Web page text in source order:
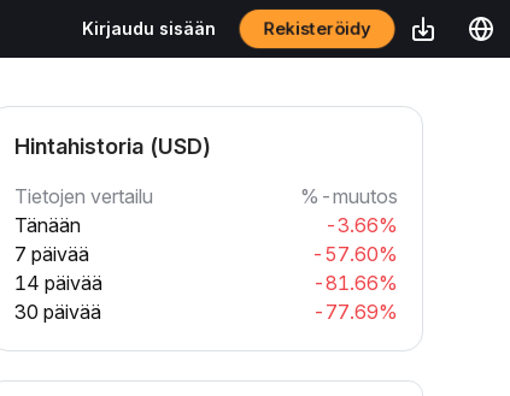
Kirjaudu sisään Rekisteröidy
Hintahistoria (USD)
Tietojen vertailu
%-muutos
Tänään
-3.66%
7 päivää
-57.60%
14 päivää
-81.66%
30 päivää
-77.69%